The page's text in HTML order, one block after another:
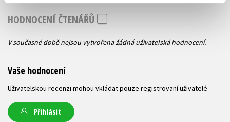
HODNOCENÍ ČTENÁŘŮ
V současné době nejsou vytvořena žádná uživatelská hodnocení.
Vaše hodnocení
Uživatelskou recenzi mohou vkládat pouze registrovaní uživatelé
Přihlásit